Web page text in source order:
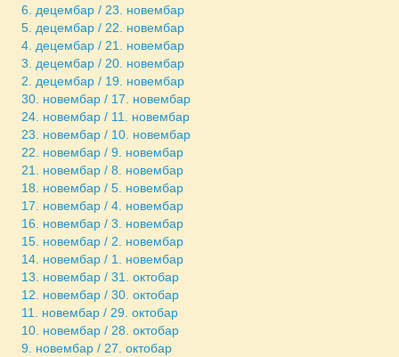
6. децембар / 23. новембар
5. децембар / 22. новембар
4. децембар / 21. новембар
3. децембар / 20. новембар
2. децембар / 19. новембар
30. новембар / 17. новембар
24. новембар / 11. новембар
23. новембар / 10. новембар
22. новембар / 9. новембар
21. новембар / 8. новембар
18. новембар / 5. новембар
17. новембар / 4. новембар
16. новембар / 3. новембар
15. новембар / 2. новембар
14. новембар / 1. новембар
13. новембар / 31. октобар
12. новембар / 30. октобар
11. новембар / 29. октобар
10. новембар / 28. октобар
9. новембар / 27. октобар